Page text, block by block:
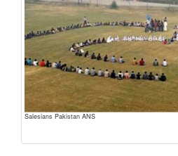
Salesians Pakistan ANS